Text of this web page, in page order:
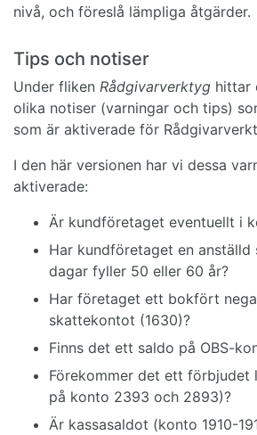
nivå, och föreslå lämpliga åtgärder.
Tips och notiser
Under fliken Rådgivarverktyg hittar
olika notiser (varningar och tips)
som är aktiverade för
I den här versionen har vi dessa
aktiverade:
Är kundföretaget eventuellt i
Har kundföretaget en anställd
dagar fyller 50 eller 60 år?
Har företaget ett bokfört
skattekontot (1630)?
Finns det ett saldo på OBS-
Förekommer det ett förbjudet
på konto 2393 och 2893)?
Är kassasaldot (konto 1910-